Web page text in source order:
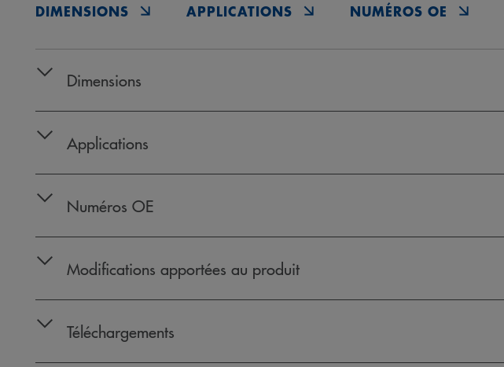
DIMENSIONS APPLICATIONS NUMÉROS OE
Dimensions
Applications
Numéros OE
Modifications apportées au produit
Téléchargements